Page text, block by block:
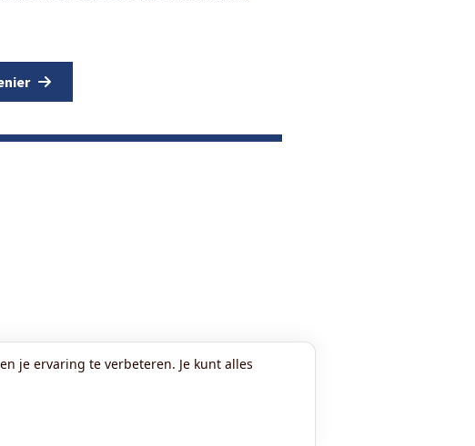
je ervaring te verbeteren. Je kunt alles